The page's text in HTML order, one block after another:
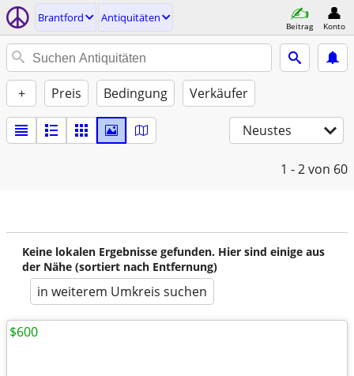
Brantford Antiquitäten
Beitrag Konto
+ Preis Bedingung Verkäufer
Neustes
1 - 2von 60
Keine lokalen Ergebnisse gefunden. Hier sind einige aus
der Nähe (sortiert nach Entfernung)
in weiterem Umkreis suchen
$600